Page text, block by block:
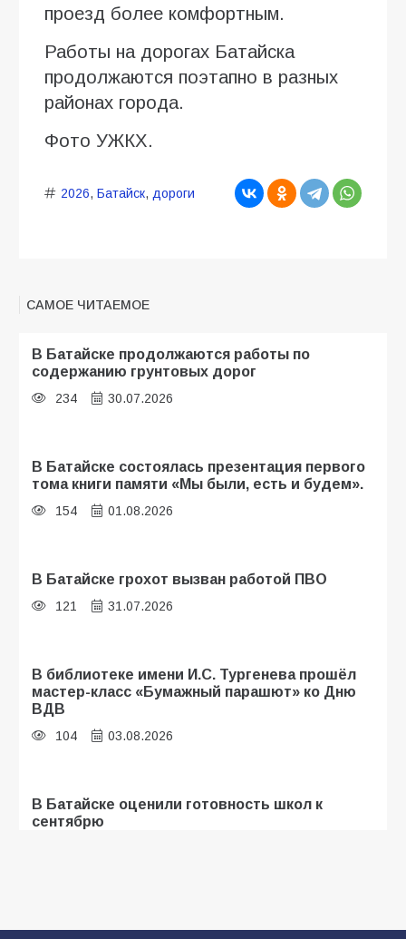
проезд более комфортным.
Работы на дорогах Батайска
продолжаются поэтапно в разных
районах города.
Фото УЖКХ.
2026, Батайск, дороги
САМОЕ ЧИТАЕМОЕ
В Батайске продолжаются работы по
содержанию грунтовых дорог
234 30.07.2026
В Батайске состоялась презентация первого
тома книги памяти «Мы были, есть и будем».
154 01.08.2026
В Батайске грохот вызван работой ПВО
121 31.07.2026
В библиотеке имени И.С. Тургенева прошёл
мастер-класс «Бумажный парашют» ко Дню
ВДВ
104 03.08.2026
В Батайске оценили готовность школ к
сентябрю